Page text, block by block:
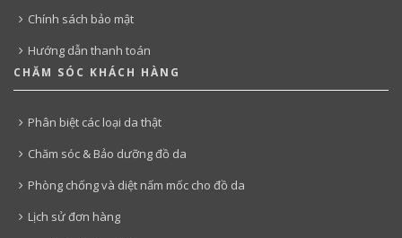
Chính sách bảo mật
Hướng dẫn thanh toán
CHĂM SÓC KHÁCH HÀNG
Phân biệt các loại da thật
Chăm sóc & Bảo dưỡng đồ da
Phòng chống và diệt nấm mốc cho đồ da
Lịch sử đơn hàng